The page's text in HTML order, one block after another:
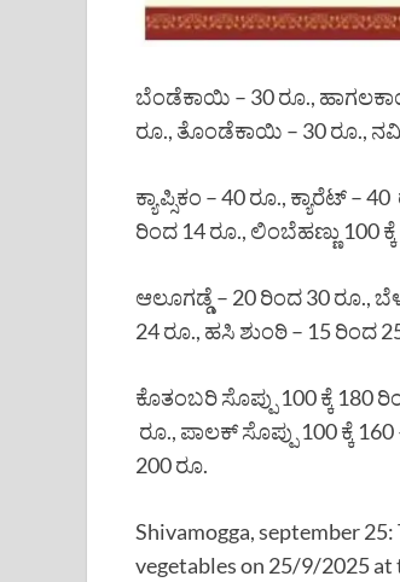
ಬೆಂಡೆಕಾಯಿ – 30 ರೂ.,
ರೂ., ತೊಂಡೆಕಾಯಿ – 30 ರೂ.,
ಕ್ಯಾಪ್ಸಿಕಂ – 40 ರೂ., ಕ್ಯಾರೆಟ್ –
ರಿಂದ 14 ರೂ., ಲಿಂಬೆಹಣ್ಣು 100
ಆಲೂಗಡ್ಡೆ – 20 ರಿಂದ 30 ರೂ.,
24 ರೂ., ಹಸಿ ಶುಂಠಿ – 15 ರಿಂದ
ಕೊತಂಬರಿ ಸೊಪ್ಪು 100 ಕ್ಕೆ 180
ರೂ., ಪಾಲಕ್ ಸೊಪ್ಪು 100 ಕ್ಕೆ 160
200 ರೂ.
Shivamogga, september
vegetables on 25/9/2025 at